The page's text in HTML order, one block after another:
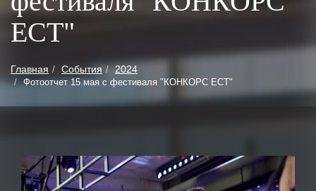
ЕСТ"
Главная События 2024
Фотоотчет 15 мая с фестиваля "КОНКОРС ЕСТ"